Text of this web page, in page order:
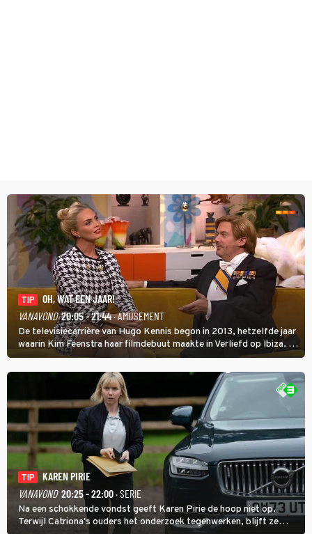
TIP
OH, WAT EEN JAAR!
VANAVOND 20:05 - 21:44· AMUSEMENT
De televisiecarrière van Hugo Kennis begon in 2013, hetzelfde jaar
waarin Kim Feenstra haar filmdebuut maakte in Verliefd op Ibiza. In
Oh, Wat een Jaar! wordt duidelijk wat ze nog meer weten van het
jaar waarin ze allebei eindtwintigers waren.
TIP
KAREN PIRIE
VANAVOND 20:25 - 22:00· SERIE
Na een schokkende vondst geeft Karen Pirie de hoop niet op.
Terwijl Catriona's ouders het onderzoek tegenwerken, blijft ze